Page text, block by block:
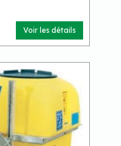
Voir les détails